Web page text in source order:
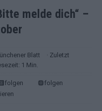
melde dich“ –
Blatt
· Zuletzt
1 Min.
folgen
folgen